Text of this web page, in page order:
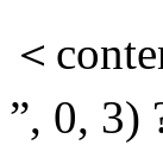
＜
”, 0, 3)